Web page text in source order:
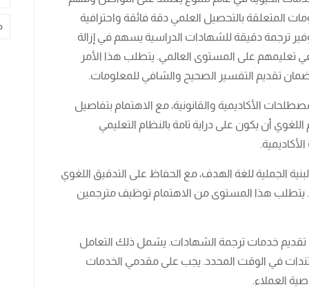
المتعلقة بالتحصيل العلمي دقة فائقة واحترافية
ترجمة دقيقة للشهادات الدراسية يسهم في إزالة
في تعليمهم على المستوى العالمي. يتطلب هذا الأمر
تقديم التفسير الصحيح والشافي للمعلومات.
الأكاديمية والقانونية، مع الاهتمام بتفاصيل
أن يكون على دراية تامة بالنظام التعليمي
الجملية للغة الهدف، مع الحفاظ على التدقيق اللغوي
هذا المستوى من الاهتمام توظيف مترجمين
في تقديم خدمات ترجمة الشهادات. يشمل ذلك التعامل
في الوقت المحدد. يجب على مقدمي الخدمات
العملاء.